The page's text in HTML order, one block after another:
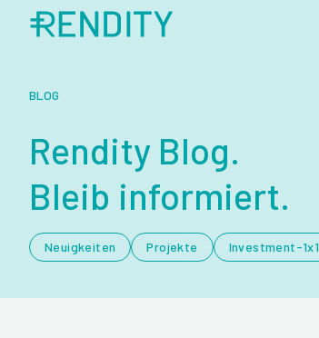
BLOG
Rendity Blog.
Bleib informiert.
Neuigkeiten Projekte Investment-1x1